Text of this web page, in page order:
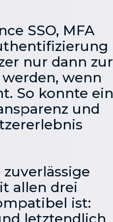
SSO, MFA
nur dann zur
wenn
So konnte ein
und
allen drei
ist: